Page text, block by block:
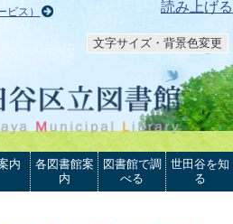
読み上げる
ビス）
文字サイズ・背景色変更
内
各図書館案
内
図書館で調
べる
世田谷を知
る